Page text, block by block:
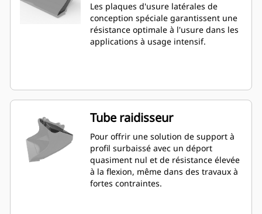
Les plaques d'usure latérales de
conception spéciale garantissent une
résistance optimale à l'usure dans les
applications à usage intensif.
Tube raidisseur
Pour offrir une solution de support à
profil surbaissé avec un déport
quasiment nul et de résistance élevée
à la flexion, même dans des travaux à
fortes contraintes.